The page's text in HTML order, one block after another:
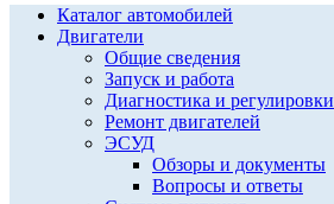
Каталог автомобилей
Двигатели
Общие сведения
Запуск и работа
Диагностика и регулировки
Ремонт двигателей
ЭСУД
Обзоры и документы
Вопросы и ответы